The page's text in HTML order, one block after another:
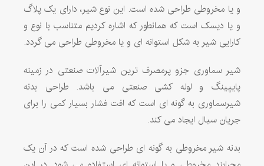
و یا مخروطی طراحی شده است. این نوع شیر، دارای یک پلاگ
و یا دیسک است که همانطور که اشاره کردیم متناسب با نوع و
کارایی شیر به شکل استوانه ای و یا مخروطی طراحی می گردد.
شیر سماوری جزو پرمصرف ترین شیرآلات صنعتی در زمینه
پایپینگ و لوله کشی صنعتی می باشد. طراحی بدنه
شیرسماوری به گونه ای است که افت فشار بسیار کمی را برای
جریان سیال ایجاد می کند.
بدنه شیر مخروطی به گونه ای طراحی شده است که در آن یک